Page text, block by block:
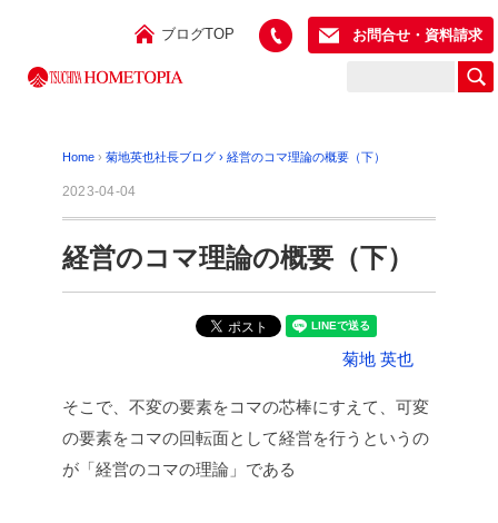
ブログTOP お問合せ・資料請求
Home › 菊地英也社長ブログ › 経営のコマ理論の概要（下）
2023-04-04
経営のコマ理論の概要（下）
菊地 英也
そこで、不変の要素をコマの芯棒にすえて、可変
の要素をコマの回転面として経営を行うというの
が「経営のコマの理論」である